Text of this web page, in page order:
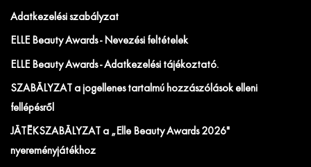
Adatkezelési szabályzat
ELLE Beauty Awards - Nevezési feltételek
ELLE Beauty Awards - Adatkezelési tájékoztató.
SZABÁLYZAT a jogellenes tartalmú hozzászólások elleni
fellépésről
JÁTÉKSZABÁLYZAT a „Elle Beauty Awards 2026"
nyereményjátékhoz